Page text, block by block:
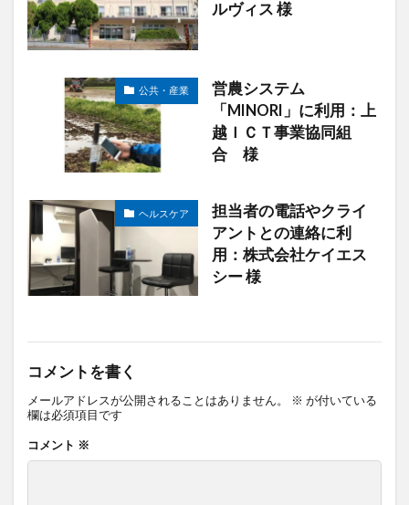
ルヴィス 様
公共・産業
営農システム
「MINORI」に利用：上
越ＩＣＴ事業協同組
合 様
ヘルスケア
担当者の電話やクライ
アントとの連絡に利
用：株式会社ケイエス
シー 様
コメントを書く
メールアドレスが公開されることはありません。 ※ が付いている
欄は必須項目です
コメント ※